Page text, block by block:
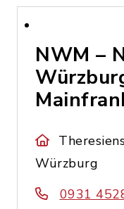
NWM –
Würzburg
0931